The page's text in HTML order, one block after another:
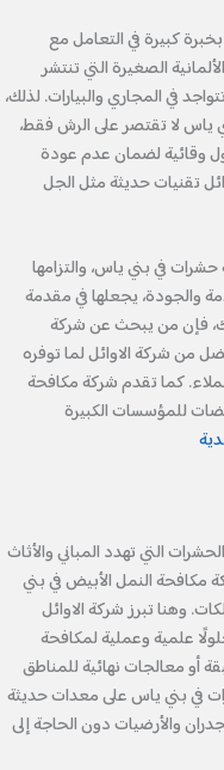
كبيرة في التعامل مع
الصغيرة التي تنتشر
في المجاري والبيارات. لذلك،
لا تقتصر على الرش فقط،
وقائية لضمان عدم عودة
تقنيات حديثة مثل الجل
في بني ياس، والتزامها
والجودة، يجعلها في مقدمة
فإن من يبحث عن شركة
من شركة الاوائل لما توفره
كما تقدم شركة مكافحة
للمؤسسات الكبيرة
التي تهدد المباني والأثاث
مكافحة النمل الأبيض في بني
وهنا تبرز شركة الاوائل
علمية وعملية لمكافحة
أو معالجات نهائية للمناطق
في بني ياس على معدات حديثة
والأرضيات دون الحاجة إلى